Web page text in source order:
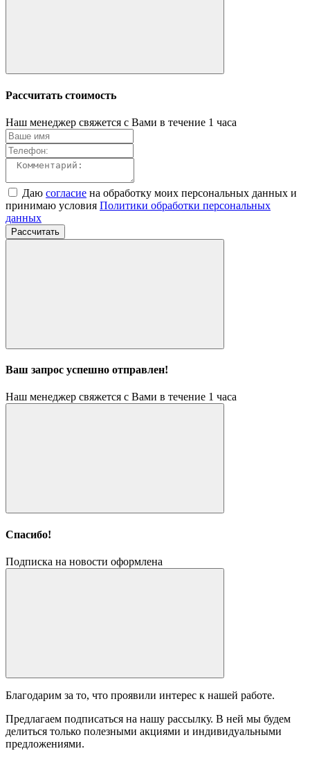
Рассчитать стоимость
Наш менеджер свяжется с Вами в течение 1 часа
Даю согласие на обработку моих персональных данных и
принимаю условия Политики обработки персональных
данных
Рассчитать
Ваш запрос успешно отправлен!
Наш менеджер свяжется с Вами в течение 1 часа
Спасибо!
Подписка на новости оформлена
Благодарим за то, что проявили интерес к нашей работе.
Предлагаем подписаться на нашу рассылку. В ней мы будем
делиться только полезными акциями и индивидуальными
предложениями.